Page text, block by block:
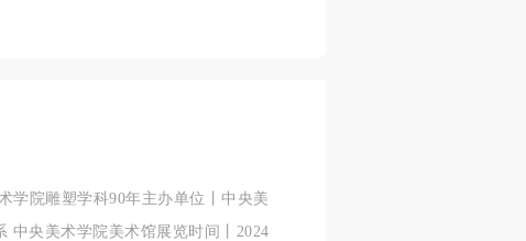
雕塑学科90年主办单位丨中央美
中央美术学院美术馆展览时间丨2024
道德
乐的
以
道德
乐的
以
道德
乐的
以